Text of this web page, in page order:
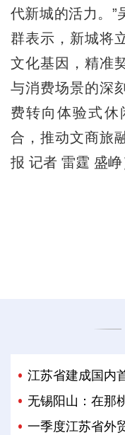
代新城的活力。”
群表示，新城将
文化基因，精准
与消费场景的深
费转向体验式休
合，推动文商旅
报 记者 雷霆 盛峥
江苏省建成国内
无锡阳山：在那
一季度江苏省外